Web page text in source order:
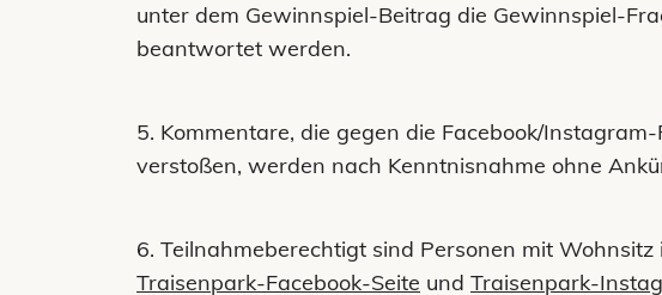
unter dem Gewinnspiel-Beitrag die Gewinnspiel-
beantwortet werden.
5. Kommentare, die gegen die Facebook/
verstoßen, werden nach Kenntnisnahme ohne
6. Teilnahmeberechtigt sind Personen mit
Traisenpark-Facebook-Seite und Traisenpark-